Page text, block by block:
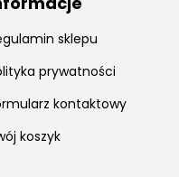
sklepu
prywatności
kontaktowy
koszyk